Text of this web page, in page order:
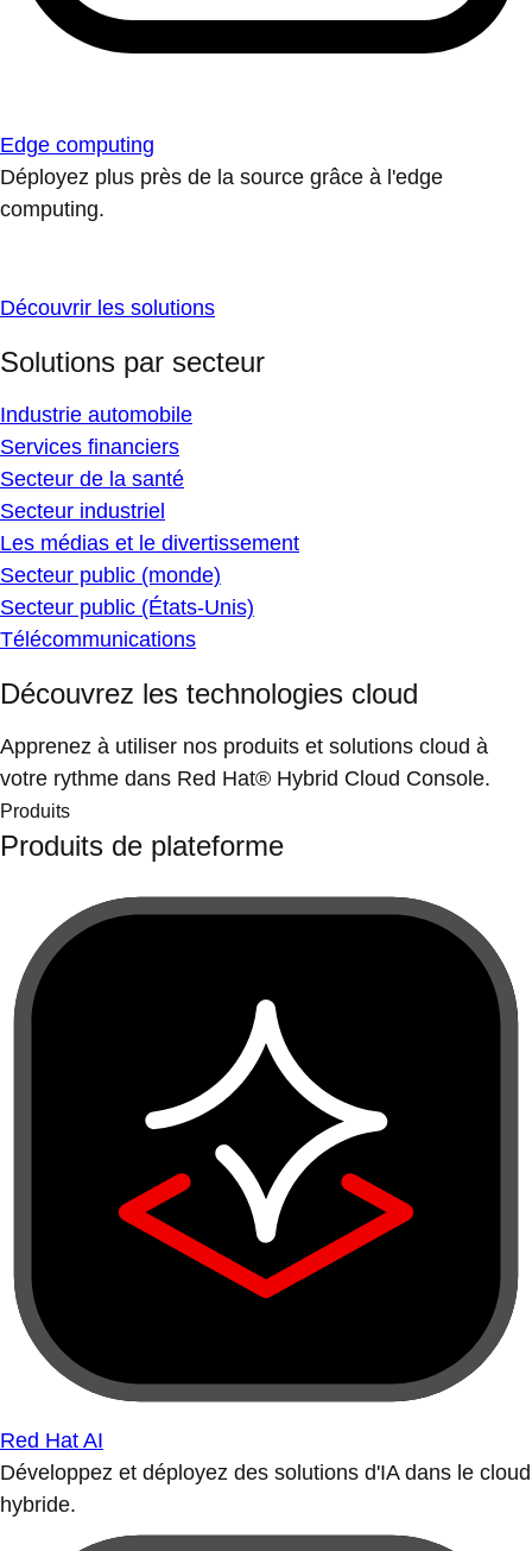
Edge computing
Déployez plus près de la source grâce à l'edge
computing.
Découvrir les solutions
Solutions par secteur
Industrie automobile
Services financiers
Secteur de la santé
Secteur industriel
Les médias et le divertissement
Secteur public (monde)
Secteur public (États-Unis)
Télécommunications
Découvrez les technologies cloud
Apprenez à utiliser nos produits et solutions cloud à
votre rythme dans Red Hat® Hybrid Cloud Console.
Produits
Produits de plateforme
Red Hat AI
Développez et déployez des solutions d'IA dans le cloud
hybride.